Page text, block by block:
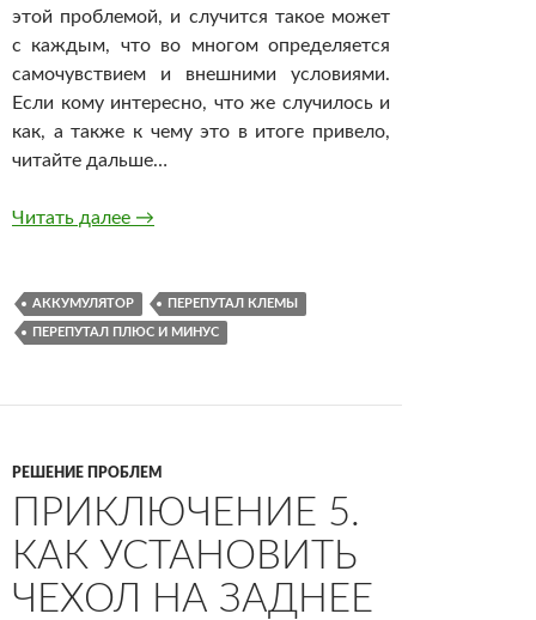
этой проблемой, и случится такое может
с каждым, что во многом определяется
самочувствием и внешними условиями.
Если кому интересно, что же случилось и
как, а также к чему это в итоге привело,
читайте дальше…
Читать далее Перепутал клеммы аккумулятора на УАЗ
→
АККУМУЛЯТОР ПЕРЕПУТАЛ КЛЕМЫ
ПЕРЕПУТАЛ ПЛЮС И МИНУС
РЕШЕНИЕ ПРОБЛЕМ
ПРИКЛЮЧЕНИЕ 5.
КАК УСТАНОВИТЬ
ЧЕХОЛ НА ЗАДНЕЕ